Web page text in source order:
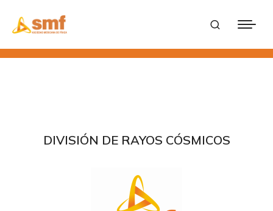
DIVISIÓN DE RAYOS CÓSMICOS